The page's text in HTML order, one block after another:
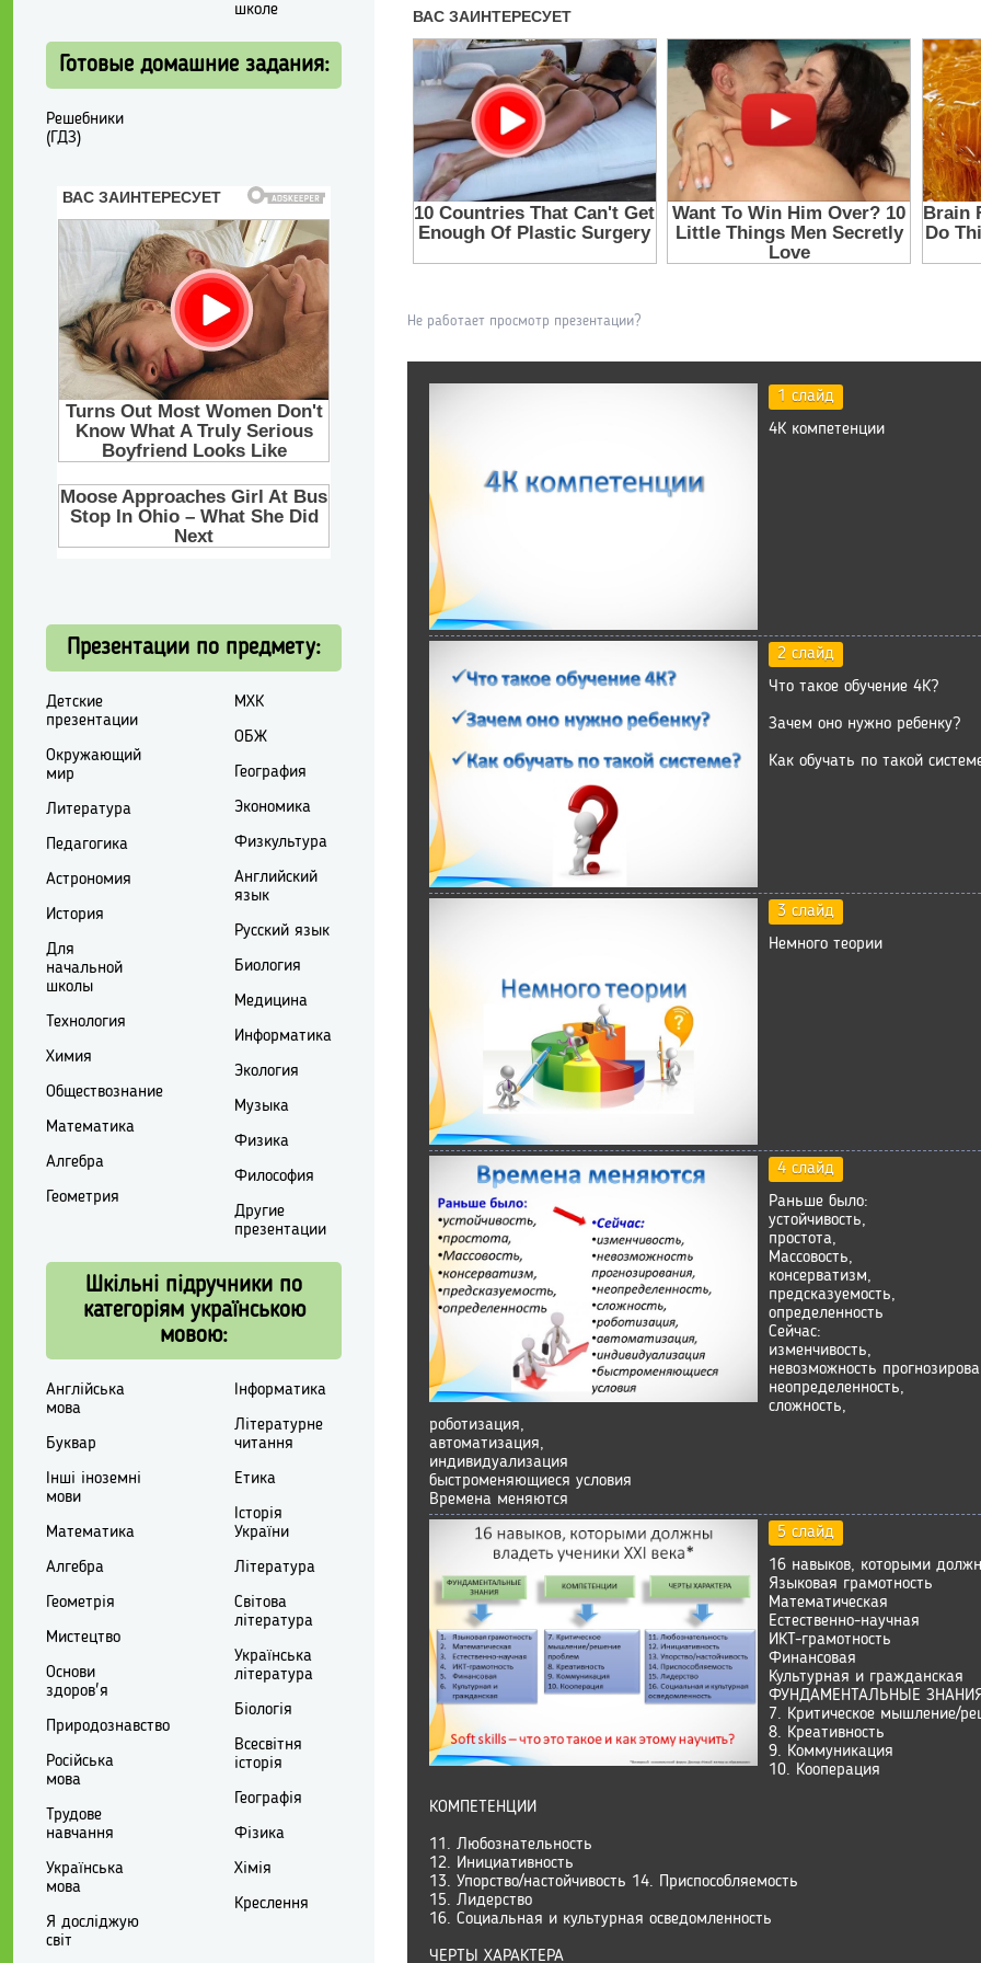
Не работает просмотр презентации?
1 слайд
4К компетенции
2 слайд
Что такое обучение 4К?
Зачем оно нужно ребенку?
Как обучать по такой
3 слайд
Немного теории
4 слайд
Раньше было:
устойчивость,
простота,
Массовость,
консерватизм,
предсказуемость,
определенность
Сейчас:
изменчивость,
невозможность
неопределенность,
сложность,
роботизация,
автоматизация,
индивидуализация
быстроменяющиеся условия
Времена меняются
5 слайд
16 навыков, которыми
Языковая грамотность
Математическая
Естественно-научная
ИКТ-грамотность
Финансовая
Культурная и гражданская
ФУНДАМЕНТАЛЬНЫЕ
7. Критическое мышление/
8. Креативность
9. Коммуникация
10. Кооперация
КОМПЕТЕНЦИИ
11. Любознательность
12. Инициативность
13. Упорство/настойчивость 14. Приспособляемость
15. Лидерство
16. Социальная и культурная осведомленность
ЧЕРТЫ ХАРАКТЕРА
школе
Готовые домашние задания:
Решебники
(ГДЗ)
Презентации по предмету:
Детские
презентации
Окружающий
мир
Литература
Педагогика
Астрономия
История
Для
начальной
школы
Технология
Химия
Обществознание
Математика
Алгебра
Геометрия
МХК
ОБЖ
География
Экономика
Физкультура
Английский
язык
Русский язык
Биология
Медицина
Информатика
Экология
Музыка
Физика
Философия
Другие
презентации
Шкільні підручники по
категоріям українською
мовою:
Англійська
мова
Буквар
Інші іноземні
мови
Математика
Алгебра
Геометрія
Мистецтво
Основи
здоров'я
Природознавство
Російська
мова
Трудове
навчання
Українська
мова
Я досліджую
світ
Інформатика
Літературне
читання
Етика
Історія
України
Література
Світова
література
Українська
література
Біологія
Всесвітня
історія
Географія
Фізика
Хімія
Креслення